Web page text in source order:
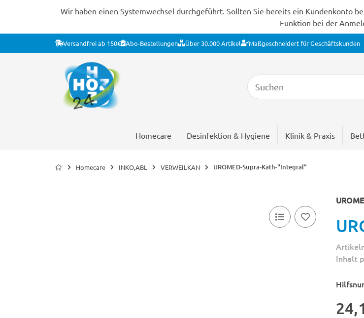
Wir haben einen Systemwechsel durchgeführt. Sollten Sie bereits ein Kundenkonto
Funktion bei der
Versandfrei ab 150€ Abo-Bestellungen Über 30.000 Artikel Maßgeschneidert für Geschäftskunden
Homecare Desinfektion & Hygiene Klinik & Praxis
Homecare INKO,ABL VERWEILKAN UROMED-Supra-Kath-"Integral"
Inhalt